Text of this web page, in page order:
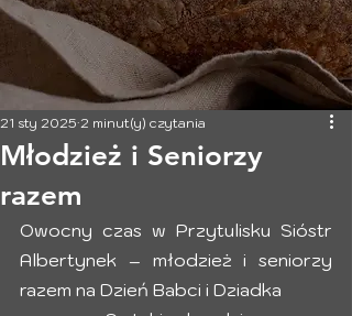
Młodzież i Seniorzy
razem
21 sty 2025 2 minut(y) czytania
Owocny czas w Przytulisku Sióstr
Albertynek – młodzież i seniorzy
razem na Dzień Babci i Dziadka